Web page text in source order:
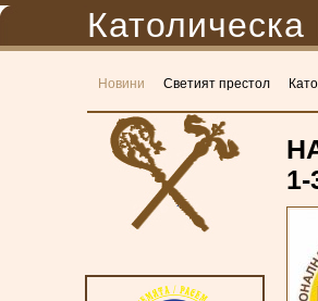
Новини Светият престол